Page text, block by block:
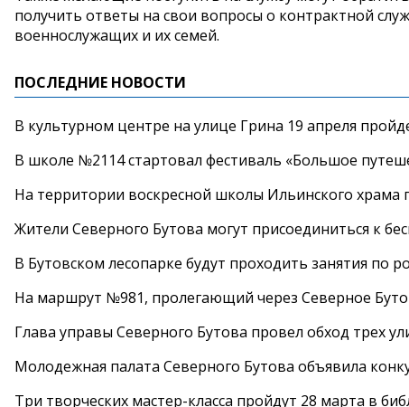
получить ответы на свои вопросы о контрактной
военнослужащих и их семей.
ПОСЛЕДНИЕ НОВОСТИ
В культурном центре на улице Грина 19 апреля
В школе №2114 стартовал фестиваль «Большое
На территории воскресной школы Ильинского храма
Жители Северного Бутова могут присоединиться к
В Бутовском лесопарке будут проходить занятия по
На маршрут №981, пролегающий через Северное
Глава управы Северного Бутова провел обход трех
Молодежная палата Северного Бутова объявила
Три творческих мастер-класса пройдут 28 марта в